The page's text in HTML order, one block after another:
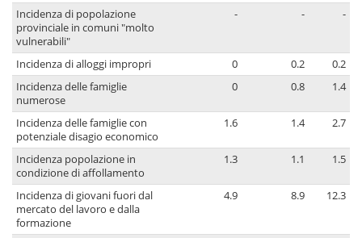
Incidenza di popolazione
provinciale in comuni "molto
vulnerabili"
- - -
Incidenza di alloggi impropri 0 0.2
0.2
Incidenza delle famiglie
numerose
0 0.8 1.4
Incidenza delle famiglie con
potenziale disagio economico
1.6 1.4 2.7
Incidenza popolazione in
condizione di affollamento
1.3 1.1 1.5
Incidenza di giovani fuori dal
mercato del lavoro e dalla
formazione
4.9 8.9 12.3